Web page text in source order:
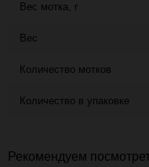
Вес мотка, г
Вес
Количество мотков
Количество в упаковке
Рекомендуем